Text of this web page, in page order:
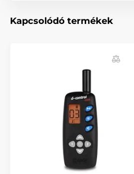
Kapcsolódó termékek